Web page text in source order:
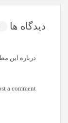
دیدگاه ها
درباره این
a comment.